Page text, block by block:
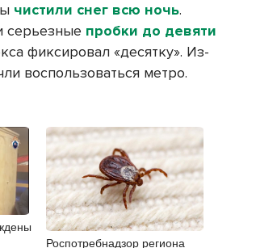
чистили снег всю ночь.
серьезные пробки до девяти
фиксировал «десятку». Из-
воспользоваться метро.
Роспотребнадзор региона